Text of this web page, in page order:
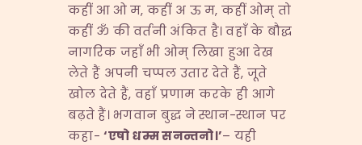
कहीं आ ओ म, कहीं अ ऊ म, कहीं ओम् तो
कहीं ॐ की वर्तनी अंकित है। वहाँ के बौद्ध
नागरिक जहाँ भी ओम् लिखा हुआ देख
लेते हैं अपनी चप्पल उतार देते हैं, जूते
खोल देते हैं, वहाँ प्रणाम करके ही आगे
बढ़ते हैं। भगवान बुद्ध ने स्थान-स्थान पर
कहा-‘एषोधम्मसनन्तनो।’– यही